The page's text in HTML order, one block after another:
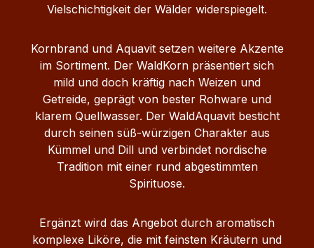
Vielschichtigkeit der Wälder widerspiegelt.
Kornbrand und Aquavit setzen weitere Akzente
im Sortiment. Der WaldKorn präsentiert sich
mild und doch kräftig nach Weizen und
Getreide, geprägt von bester Rohware und
klarem Quellwasser. Der WaldAquavit besticht
durch seinen süß‑würzigen Charakter aus
Kümmel und Dill und verbindet nordische
Tradition mit einer rund abgestimmten
Spirituose.
Ergänzt wird das Angebot durch aromatisch
komplexe Liköre, die mit feinsten Kräutern und